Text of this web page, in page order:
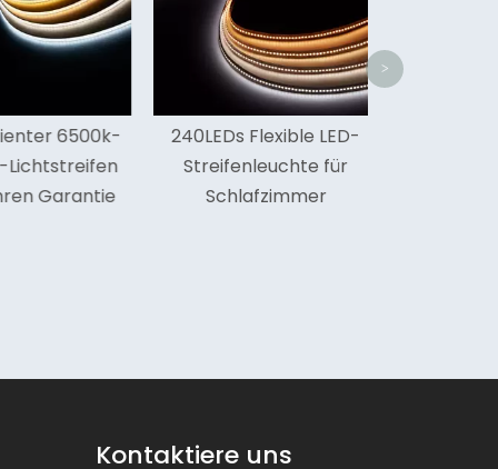
6500k-
Garantie
240LEDs Flexible LED-
Streifenleuchte für
Schlafzimmer
>
Kontaktiere uns